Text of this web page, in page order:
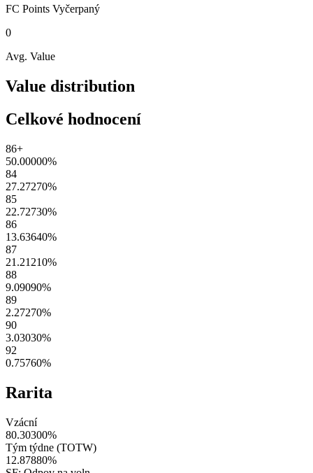
FC Points Vyčerpaný
0
Avg. Value
Value distribution
Celkové hodnocení
86+
50.00000%
84
27.27270%
85
22.72730%
86
13.63640%
87
21.21210%
88
9.09090%
89
2.27270%
90
3.03030%
92
0.75760%
Rarita
Vzácní
80.30300%
Tým týdne (TOTW)
12.87880%